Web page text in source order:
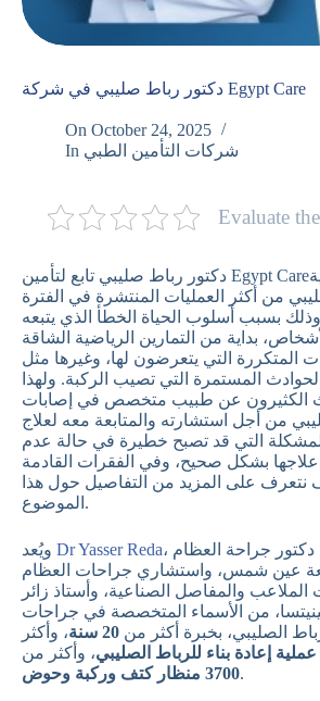
دكتور رباط صليبي في شركة Egypt Care
On October 24, 2025
In شركات التأمين الطبي
Evaluate
دكتور رباط صليبي تابع لتأمين Egypt Care؛ تعتبر عملية
من أكثر العمليات المنتشرة في الفترة
وذلك بسبب أسلوب الحياة الخطأ الذي يتبعه
بداية من التمارين الرياضية الشاقة
المتكررة التي يتعرضون لها، وغيرها مثل
المستمرة التي تصيب الركبة. ولهذا
الكثيرون عن طبيب متخصص في إصابات
من أجل استشارته والمتابعة معه لعلاج
التي قد تصبح خطيرة في حالة عدم
بشكل صحيح، وفي الفقرات القادمة
على المزيد من التفاصيل حول هذا
الموضوع.
Dr Yasser Reda، أستاذ دكتور جراحة العظام
عين شمس، واستشاري جراحات العظام
الملاعب والمفاصل الصناعية، وأستاذ زائر
من الأسماء المتخصصة في جراحات
الصليبي، بخبرة أكثر من 20 سنة
، وأكثر
، وأكثر من
3700 منظار كتف وركبة وحوض.